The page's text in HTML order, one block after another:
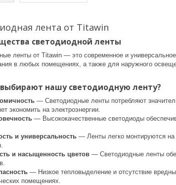
лента от Titawin
светодиодной ленты
ленты от Titawin — это современное и
в любых помещениях, а также для наружного
нашу светодиодную ленту?
— Светодиодные ленты потребляют
экономить на электроэнергии.
— Высококачественные светодиоды
и универсальность — Ленты легко монтируются на
и насыщенность цветов — Светодиодные ленты
— Низкое тепловыделение и отсутствие
помещениях.